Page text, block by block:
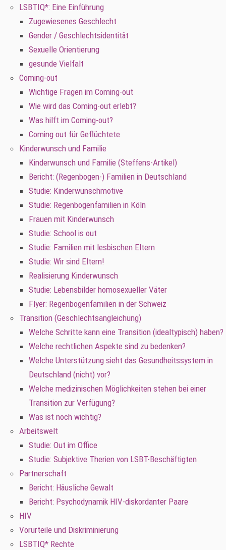
LSBTIQ*: Eine Einführung
Zugewiesenes Geschlecht
Gender / Geschlechtsidentität
Sexuelle Orientierung
gesunde Vielfalt
Coming-out
Wichtige Fragen im Coming-out
Wie wird das Coming-out erlebt?
Was hilft im Coming-out?
Coming out für Geflüchtete
Kinderwunsch und Familie
Kinderwunsch und Familie (Steffens-Artikel)
Bericht: (Regenbogen-) Familien in Deutschland
Studie: Kinderwunschmotive
Studie: Regenbogenfamilien in Köln
Frauen mit Kinderwunsch
Studie: School is out
Studie: Familien mit lesbischen Eltern
Studie: Wir sind Eltern!
Realisierung Kinderwunsch
Studie: Lebensbilder homosexueller Väter
Flyer: Regenbogenfamilien in der Schweiz
Transition (Geschlechtsangleichung)
Welche Schritte kann eine Transition (idealtypisch) haben?
Welche rechtlichen Aspekte sind zu bedenken?
Welche Unterstützung sieht das Gesundheitssystem in
Deutschland (nicht) vor?
Welche medizinischen Möglichkeiten stehen bei einer
Transition zur Verfügung?
Was ist noch wichtig?
Arbeitswelt
Studie: Out im Office
Studie: Subjektive Therien von LSBT-Beschäftigten
Partnerschaft
Bericht: Häusliche Gewalt
Bericht: Psychodynamik HIV-diskordanter Paare
HIV
Vorurteile und Diskriminierung
LSBTIQ* Rechte